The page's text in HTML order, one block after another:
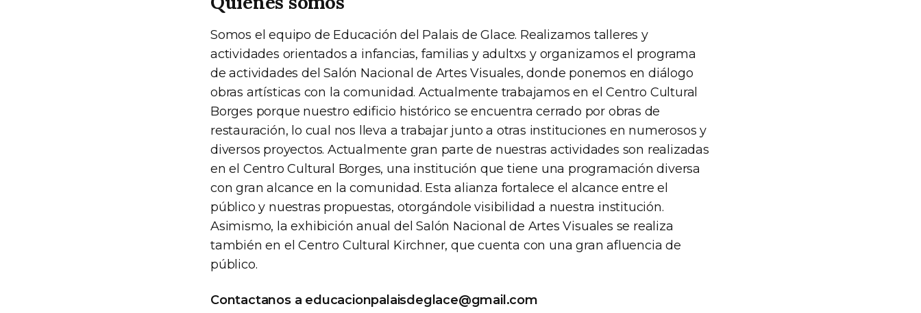
Somos el equipo de Educación del Palais de Glace. Realizamos talleres y
actividades orientados a infancias, familias y adultxs y organizamos el programa
de actividades del Salón Nacional de Artes Visuales, donde ponemos en diálogo
obras artísticas con la comunidad. Actualmente trabajamos en el Centro Cultural
Borges porque nuestro edificio histórico se encuentra cerrado por obras de
restauración, lo cual nos lleva a trabajar junto a otras instituciones en numerosos y
diversos proyectos. Actualmente gran parte de nuestras actividades son realizadas
en el Centro Cultural Borges, una institución que tiene una programación diversa
con gran alcance en la comunidad. Esta alianza fortalece el alcance entre el
público y nuestras propuestas, otorgándole visibilidad a nuestra institución.
Asimismo, la exhibición anual del Salón Nacional de Artes Visuales se realiza
también en el Centro Cultural Kirchner, que cuenta con una gran afluencia de
público.
Contactanos a educacionpalaisdeglace@gmail.com